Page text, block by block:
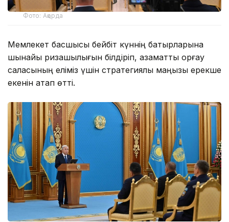
Фото: Ақорда
Мемлекет басшысы бейбіт күннің батырларына
шынайы ризашылығын білдіріп, азаматтық қорғау
саласының еліміз үшін стратегиялық маңызы ерекше
екенін атап өтті.